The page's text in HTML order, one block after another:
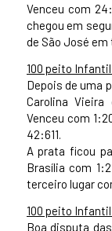
Venceu com
chegou em
de São José
100 peito
Depois de uma
Carolina
Venceu com
42:611.
A prata ficou
Brasília com
terceiro lugar
100 peito
Boa disputa